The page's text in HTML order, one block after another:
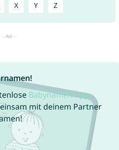
X Y Z
Babynamen App
mit deinem Partner